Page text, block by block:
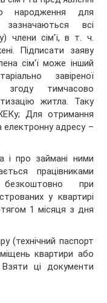
народження для
всі
члени сім'ї, в т. ч.
Підписати заяву
сім'ї може інший
завіреної
згоду тимчасово
житла. Таку
Для отримання
електронну адресу –
і про займані ними
працівниками
при
у квартирі
1 місяця з дня
(технічний паспорт
квартири або
Взяти ці документи